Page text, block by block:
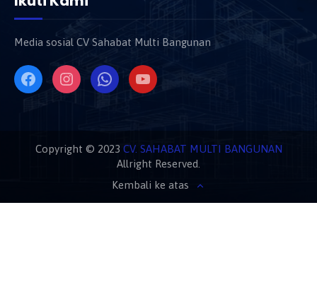
Media sosial CV Sahabat Multi Bangunan
Copyright © 2023 CV. SAHABAT MULTI BANGUNAN
Allright Reserved.
Kembali ke atas